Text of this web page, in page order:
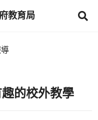
教育局
趣的校外教學